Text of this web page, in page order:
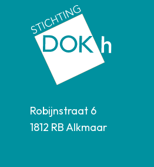
Robijnstraat 6
1812 RB Alkmaar